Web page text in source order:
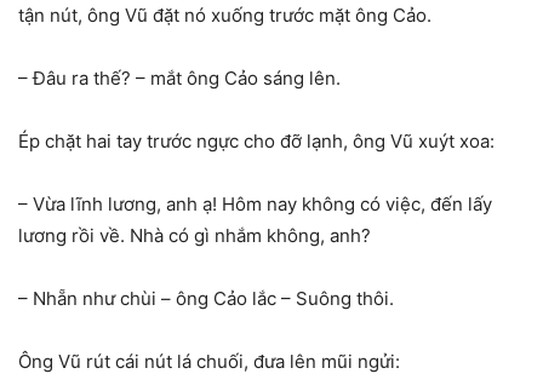
tận nút, ông Vũ đặt nó xuống trước mặt ông Cảo.
– Đâu ra thế? – mắt ông Cảo sáng lên.
Ép chặt hai tay trước ngực cho đỡ lạnh, ông Vũ xuýt xoa:
– Vừa lĩnh lương, anh ạ! Hôm nay không có việc, đến lấy
lương rồi về. Nhà có gì nhắm không, anh?
– Nhẵn như chùi – ông Cảo lắc – Suông thôi.
Ông Vũ rút cái nút lá chuối, đưa lên mũi ngửi: